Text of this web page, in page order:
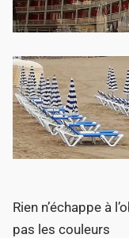
Rien n’échappe à
pas les couleurs